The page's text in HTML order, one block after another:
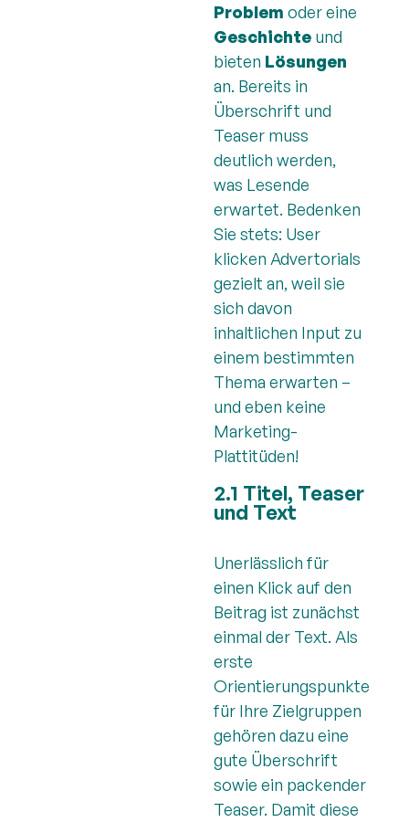
Problem oder eine
Geschichte und
bieten Lösungen
an. Bereits in
Überschrift und
Teaser muss
deutlich werden,
was Lesende
erwartet. Bedenken
Sie stets: User
klicken Advertorials
gezielt an, weil sie
sich davon
inhaltlichen Input zu
einem bestimmten
Thema erwarten –
und eben keine
Marketing-
Plattitüden!
2.1 Titel, Teaser
und Text
Unerlässlich für
einen Klick auf den
Beitrag ist zunächst
einmal der Text. Als
erste
Orientierungspunkte
für Ihre Zielgruppen
gehören dazu eine
gute Überschrift
sowie ein packender
Teaser. Damit diese